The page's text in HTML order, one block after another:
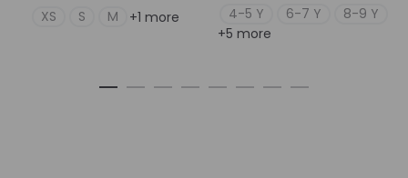
XS
S M +1 more
4-5 Y
6-7 Y
8-9 Y
+5 more